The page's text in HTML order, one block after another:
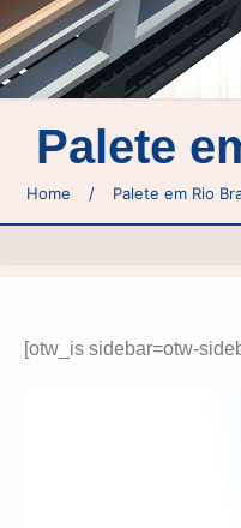
Palete
Home / Palete em Rio
[otw_is sidebar=otw-